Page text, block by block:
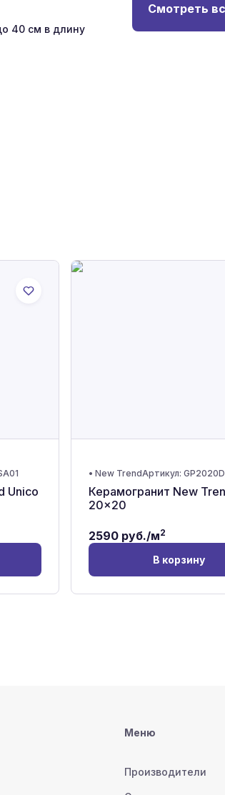
Смотреть
40 см в длину
Unico
• New TrendАртикул:
Керамогранит New
20x20
2590 руб./м2
В корзину
Меню
Производители